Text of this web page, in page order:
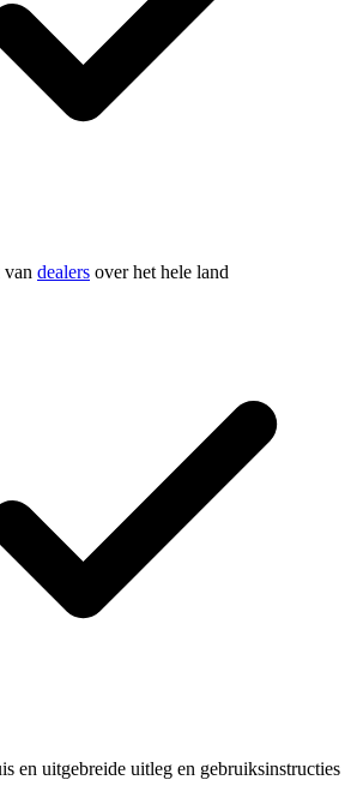
van dealers over het hele land
en uitgebreide uitleg en gebruiksinstructies